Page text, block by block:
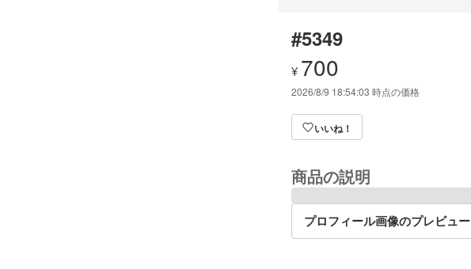
#5349
¥ 700
2026/8/9 18:54:03 時点の価格
いいね！
商品の説明
プロフィール画像のプレビュー